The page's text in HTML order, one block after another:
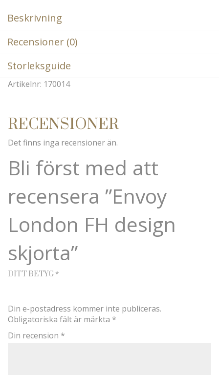
Beskrivning
Recensioner (0)
Storleksguide
Artikelnr: 170014
RECENSIONER
Det finns inga recensioner än.
Bli först med att
recensera ”Envoy
London FH design
skjorta”
Din e-postadress kommer inte publiceras.
Obligatoriska fält är märkta *
DITT BETYG*
Din recension *